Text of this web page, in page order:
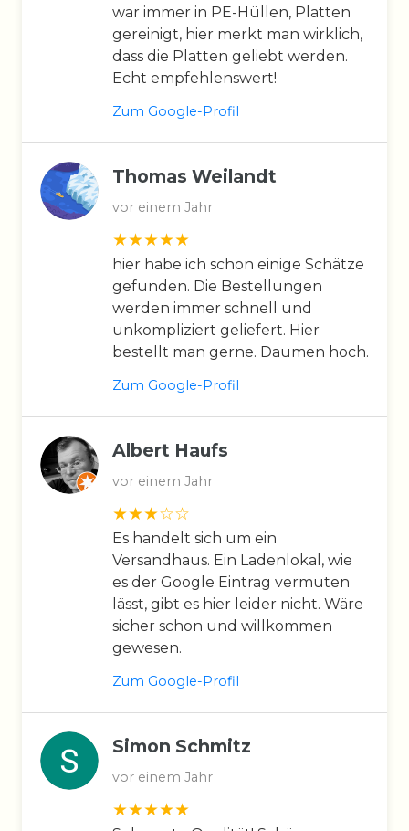
war immer in PE-Hüllen, Platten
gereinigt, hier merkt man wirklich,
dass die Platten geliebt werden.
Echt empfehlenswert!
Zum Google-Profil
Thomas Weilandt
vor einem Jahr
hier habe ich schon einige Schätze
gefunden. Die Bestellungen
werden immer schnell und
unkompliziert geliefert. Hier
bestellt man gerne. Daumen hoch.
Zum Google-Profil
Albert Haufs
vor einem Jahr
Es handelt sich um ein
Versandhaus. Ein Ladenlokal, wie
es der Google Eintrag vermuten
lässt, gibt es hier leider nicht. Wäre
sicher schon und willkommen
gewesen.
Zum Google-Profil
Simon Schmitz
vor einem Jahr